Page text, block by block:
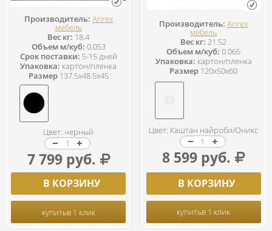
Производитель: Anrex
мебель
Вес кг: 18.4
Объем м/куб: 0.053
Срок поставки: 5-15 дней
Упаковка: картон/пленка
Размер137.5x48.5x45
Цвет: черный
7 799 руб.
В КОРЗИНУ
купитьв 1 клик
Производитель: Anrex
мебель
Вес кг: 21.52
Объем м/куб: 0.065
Упаковка: картон/пленка
Размер 120x50x60
Цвет: Каштан найроби/Оникс
8 599 руб.
В КОРЗИНУ
купитьв 1 клик